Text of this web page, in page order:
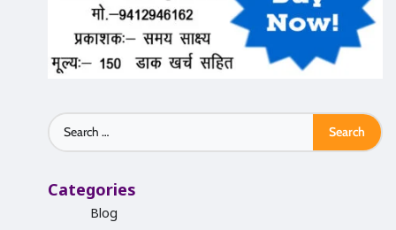
Search
for:
Categories
Blog